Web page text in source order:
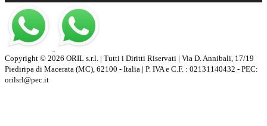
Copyright © 2026 ORIL s.r.l. | Tutti i Diritti Riservati | Via D. Annibali, 17/19
Piediripa di Macerata (MC), 62100 - Italia | P. IVA e C.F. : 02131140432 - PEC:
orilsrl@pec.it